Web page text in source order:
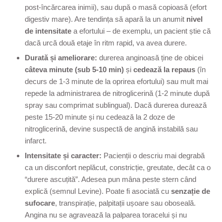
post-încărcarea inimii), sau după o masă copioasă (efort
digestiv mare). Are tendința să apară la un anumit nivel
de intensitate a efortului – de exemplu, un pacient știe că
dacă urcă două etaje în ritm rapid, va avea durere.
Durată și ameliorare: durerea anginoasă ține de obicei
câteva minute (sub 5-10 min) și cedează la repaus (în
decurs de 1-3 minute de la oprirea efortului) sau mult mai
repede la administrarea de nitroglicerină (1-2 minute după
spray sau comprimat sublingual). Dacă durerea durează
peste 15-20 minute și nu cedează la 2 doze de
nitroglicerină, devine suspectă de angină instabilă sau
infarct.
Intensitate și caracter: Pacienții o descriu mai degrabă
ca un disconfort neplăcut, constricție, greutate, decât ca o
“durere ascuțită”. Adesea pun mâna peste stern când
explică (semnul Levine). Poate fi asociată cu senzație de
sufocare, transpirație, palpitații ușoare sau oboseală.
Angina nu se agravează la palparea toracelui și nu